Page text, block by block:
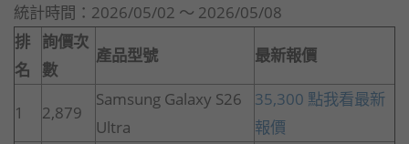
統計時間：2026/05/02 ～ 2026/05/08
排
名
詢價次
數
產品型號 最新報價
1 2,879
Samsung Galaxy S26
Ultra
35,300 點我看最新
報價